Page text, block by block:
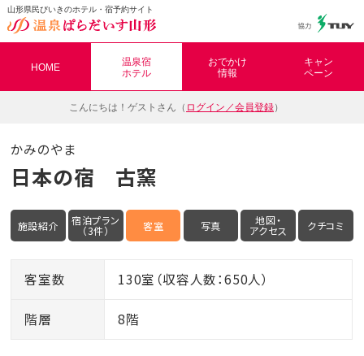
山形県民びいきのホテル・宿予約サイト
HOME
温泉宿
ホテル
おでかけ
情報
キャン
ペーン
こんにちは！ ゲストさん（ ログイン／会員登録）
かみのやま
日本の宿 古窯
施設紹介 宿泊プラン
（3件） 客室 写真 地図・
アクセス クチコミ
客室数 130室（収容人数：650人）
階層 8階